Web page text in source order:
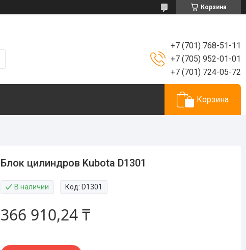
Корзина
+7 (701) 768-51-11
+7 (705) 952-01-01
+7 (701) 724-05-72
Корзина
Блок цилиндров Kubota D1301
В наличии Код: D1301
366 910,24 ₸